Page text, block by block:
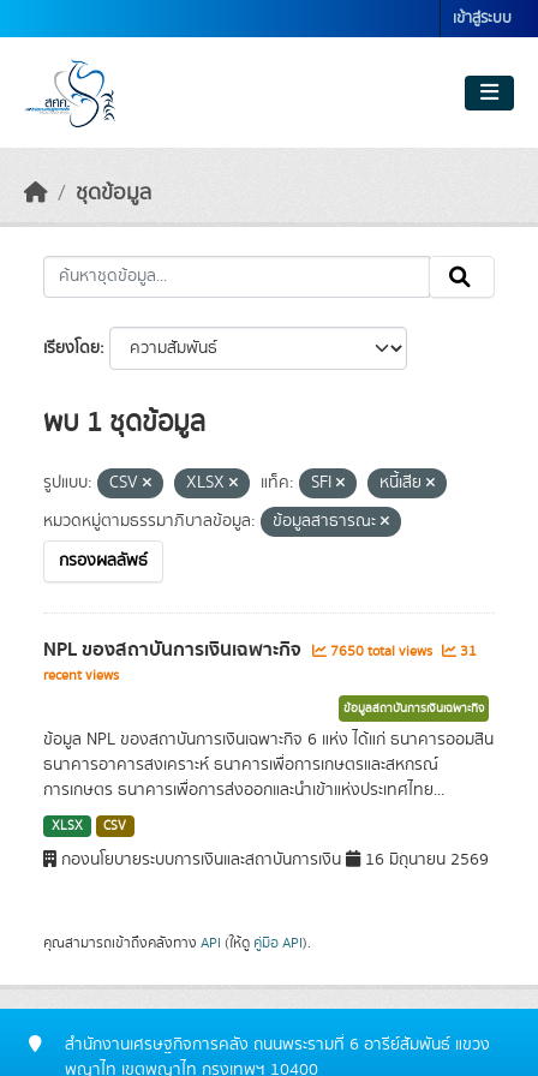
เข้าสู่ระบบ
ชุดข้อมูล
เรียงโดย
พบ 1 ชุดข้อมูล
รูปแบบ: CSV XLSX แท็ค: SFI
หนี้เสีย
หมวดหมู่ตามธรรมาภิบาลข้อมูล:
ข้อมูลสาธารณะ
กรองผลลัพธ์
NPL ของสถาบันการเงินเฉพาะกิจ 7650 total views
31
recent views
ข้อมูลสถาบันการเงินเฉพาะกิจ
ข้อมูล NPL ของสถาบันการเงินเฉพาะกิจ 6 แห่ง ได้แก่ ธนาคารออมสิน
ธนาคารอาคารสงเคราะห์ ธนาคารเพื่อการเกษตรและสหกรณ์
การเกษตร ธนาคารเพื่อการส่งออกและนำเข้าแห่งประเทศไทย...
XLSX CSV
กองนโยบายระบบการเงินและสถาบันการเงิน 16 มิถุนายน 2569
คุณสามารถเข้าถึงคลังทาง API (ให้ดู คู่มือ API).
สำนักงานเศรษฐกิจการคลัง ถนนพระรามที่ 6 อารีย์สัมพันธ์ แขวง
พญาไท เขตพญาไท กรุงเทพฯ 10400